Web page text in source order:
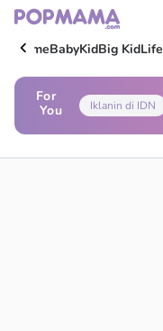
HomeBabyKidBig KidLife
For
You
Iklanin di IDN